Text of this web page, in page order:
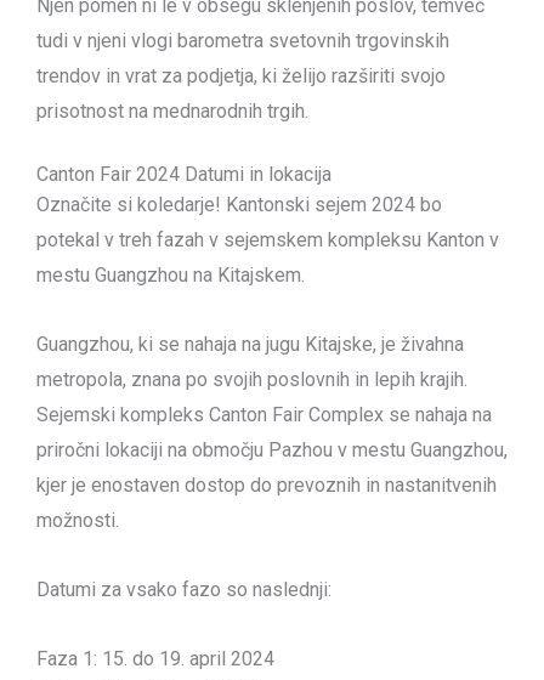
Njen pomen ni le v obsegu sklenjenih poslov, temveč
tudi v njeni vlogi barometra svetovnih trgovinskih
trendov in vrat za podjetja, ki želijo razširiti svojo
prisotnost na mednarodnih trgih.
Canton Fair 2024 Datumi in lokacija
Označite si koledarje! Kantonski sejem 2024 bo
potekal v treh fazah v sejemskem kompleksu Kanton v
mestu Guangzhou na Kitajskem.
Guangzhou, ki se nahaja na jugu Kitajske, je živahna
metropola, znana po svojih poslovnih in lepih krajih.
Sejemski kompleks Canton Fair Complex se nahaja na
priročni lokaciji na območju Pazhou v mestu Guangzhou,
kjer je enostaven dostop do prevoznih in nastanitvenih
možnosti.
Datumi za vsako fazo so naslednji:
Faza 1: 15. do 19. april 2024